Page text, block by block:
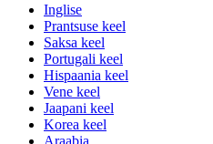
Inglise
Prantsuse keel
Saksa keel
Portugali keel
Hispaania keel
Vene keel
Jaapani keel
Korea keel
Araabia